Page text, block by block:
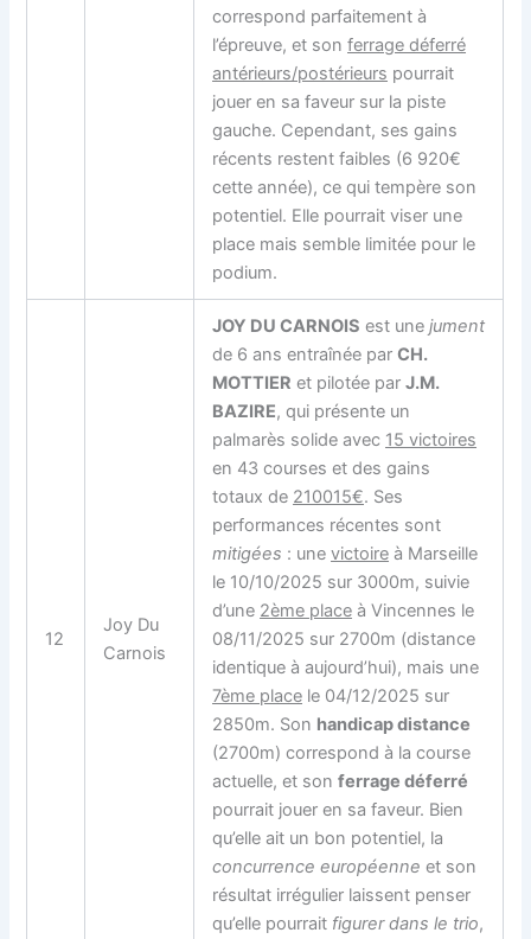
correspond parfaitement à
l’épreuve, et sonferrage déferré
antérieurs/postérieurs pourrait
jouer en sa faveur sur la piste
gauche. Cependant, ses gains
récents restent faibles (6 920€
cette année), ce qui tempère son
potentiel. Elle pourrait viser une
place mais semble limitée pour le
podium.
12
Joy Du
Carnois
JOY DU CARNOIS est unejument
de 6 ans entraînée parCH.
MOTTIER et pilotée parJ.M.
BAZIRE, qui présente un
palmarès solide avec 15 victoires
en 43 courses et des gains
totaux de 210015€. Ses
performances récentes sont
mitigées : unevictoire à Marseille
le 10/10/2025 sur 3000m, suivie
d’une 2ème place à Vincennes le
08/11/2025 sur 2700m (distance
identique à aujourd’hui), mais une
7ème place le 04/12/2025 sur
2850m. Son handicap distance
(2700m) correspond à la course
actuelle, et sonferrage déferré
pourrait jouer en sa faveur. Bien
qu’elle ait un bon potentiel, la
concurrence européenne et son
résultat irrégulier laissent penser
qu’elle pourrait figurer dans le trio,